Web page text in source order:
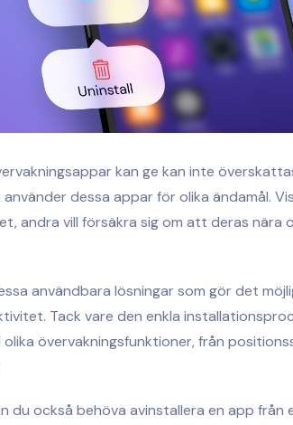
kan ge kan inte
dessa appar för olika ändamål.
andra vill försäkra sig om att deras nära
användbara lösningar som gör det
Tack vare den enkla
olika övervakningsfunktioner, från
du också behöva avinstallera en app från